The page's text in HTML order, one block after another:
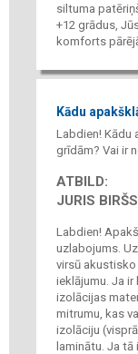
siltuma
+12 grādus,
komforts
Kādu
Labdien! Kādu
grīdām? Vai ir
ATBILD:
JURIS
Labdien!
uzlabojums.
virsū akustisko
ieklājumu. Ja
izolācijas
mitrumu, kas
izolāciju
laminātu. Ja tā